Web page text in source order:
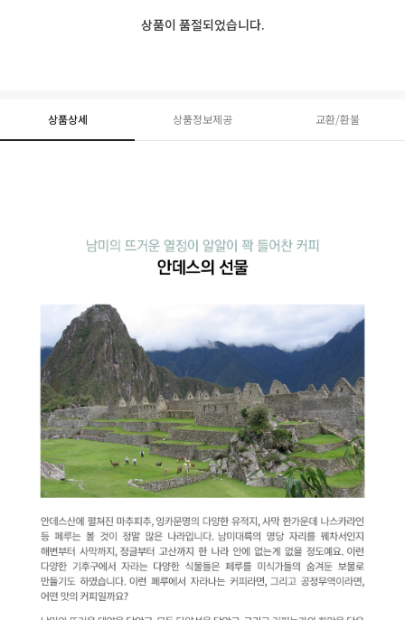
상품이 품절되었습니다.
상품상세 상품정보제공 교환/환불